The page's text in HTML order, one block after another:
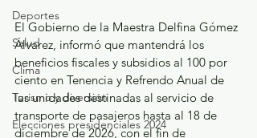
Deportes
Salud
Clima
Turismo y diversión
Elecciones presidenciales 2024
El Gobierno de la Maestra Delfina Gómez
Álvarez, informó que mantendrá los
beneficios fiscales y subsidios al 100 por
ciento en Tenencia y Refrendo Anual de
las unidades destinadas al servicio de
transporte de pasajeros hasta al 18 de
diciembre de 2026, con el fin de